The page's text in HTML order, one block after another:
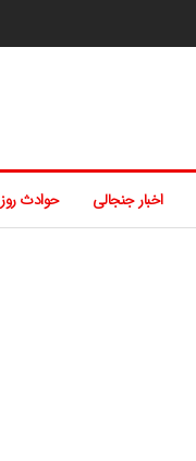
اخبار جنجالی حوادث روز